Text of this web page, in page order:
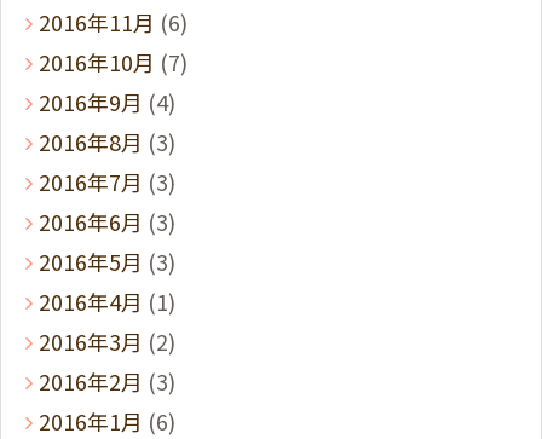
2016年11月 (6)
2016年10月 (7)
2016年9月 (4)
2016年8月 (3)
2016年7月 (3)
2016年6月 (3)
2016年5月 (3)
2016年4月 (1)
2016年3月 (2)
2016年2月 (3)
2016年1月 (6)